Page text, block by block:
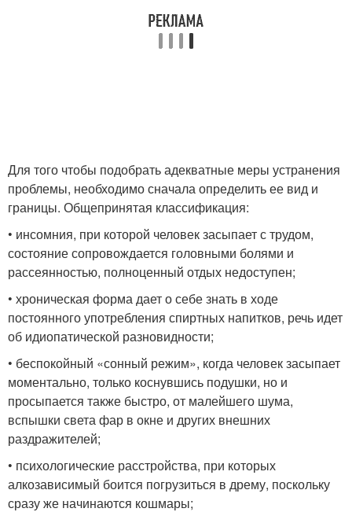
Для того чтобы подобрать адекватные меры устранения
проблемы, необходимо сначала определить ее вид и
границы. Общепринятая классификация:
• инсомния, при которой человек засыпает с трудом,
состояние сопровождается головными болями и
рассеянностью, полноценный отдых недоступен;
• хроническая форма дает о себе знать в ходе
постоянного употребления спиртных напитков, речь идет
об идиопатической разновидности;
• беспокойный «сонный режим», когда человек засыпает
моментально, только коснувшись подушки, но и
просыпается также быстро, от малейшего шума,
вспышки света фар в окне и других внешних
раздражителей;
• психологические расстройства, при которых
алкозависимый боится погрузиться в дрему, поскольку
сразу же начинаются кошмары;